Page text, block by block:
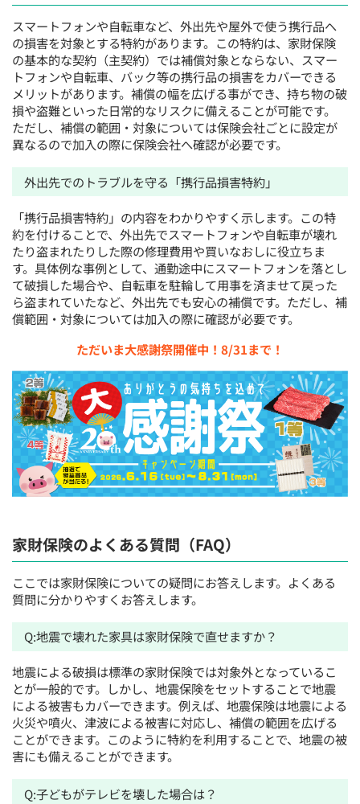
スマートフォンや自転車など、外出先や屋外で使う携行品へ
の損害を対象とする特約があります。この特約は、家財保険
の基本的な契約（主契約）では補償対象とならない、スマー
トフォンや自転車、バック等の携行品の損害をカバーできる
メリットがあります。補償の幅を広げる事ができ、持ち物の破
損や盗難といった日常的なリスクに備えることが可能です。
ただし、補償の範囲・対象については保険会社ごとに設定が
異なるので加入の際に保険会社へ確認が必要です。
外出先でのトラブルを守る「携行品損害特約」
「携行品損害特約」の内容をわかりやすく示します。この特
約を付けることで、外出先でスマートフォンや自転車が壊れ
たり盗まれたりした際の修理費用や買いなおしに役立ちま
す。具体例な事例として、通勤途中にスマートフォンを落とし
て破損した場合や、自転車を駐輪して用事を済ませて戻った
ら盗まれていたなど、外出先でも安心の補償です。ただし、補
償範囲・対象については加入の際に確認が必要です。
ただいま大感謝祭開催中！8/31まで！
家財保険のよくある質問（FAQ）
ここでは家財保険についての疑問にお答えします。よくある
質問に分かりやすくお答えします。
Q:地震で壊れた家具は家財保険で直せますか？
地震による破損は標準の家財保険では対象外となっているこ
とが一般的です。しかし、地震保険をセットすることで地震
による被害もカバーできます。例えば、地震保険は地震による
火災や噴火、津波による被害に対応し、補償の範囲を広げる
ことができます。このように特約を利用することで、地震の被
害にも備えることができます。
Q:子どもがテレビを壊した場合は？